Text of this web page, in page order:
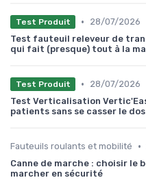
Test Produit •
28/07/2026
Test fauteuil releveur de
qui fait (presque) tout à la
Test Produit •
28/07/2026
Test Verticalisation
patients sans se casser le dos
Fauteuils roulants et mobilité •
Canne de marche : choisir le
marcher en sécurité